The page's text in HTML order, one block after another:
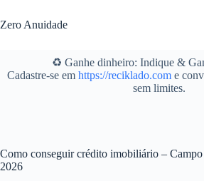
para
o
Zero Anuidade
♻️ Ganhe dinheiro: Indique &
Cadastre-se em https://reciklado.come
sem limites.
Como conseguir crédito imobiliário –
2026